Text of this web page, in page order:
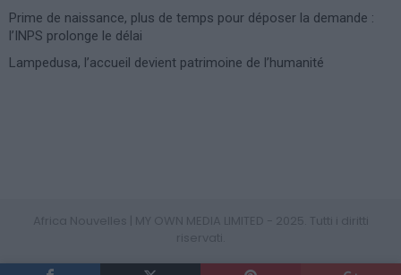
Prime de naissance, plus de temps pour déposer la demande :
l’INPS prolonge le délai
Lampedusa, l’accueil devient patrimoine de l’humanité
PRIVACY POLICY